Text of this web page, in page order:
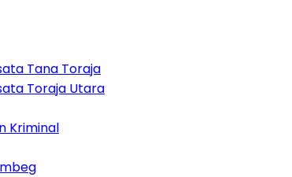
Tana Toraja
Toraja Utara
Kriminal